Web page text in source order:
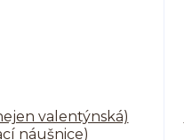
valentýnská)
náušnice)